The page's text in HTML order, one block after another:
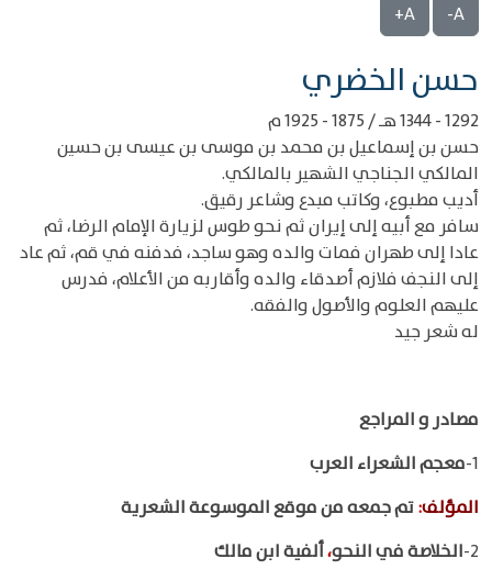
A-
A+
‌‌حسن الخضري
1292 - 1344 هـ / 1875 - 1925 م
حسن بن إسماعيل بن محمد بن موسى بن عيسى بن حسين
المالكي الجناجي الشهير بالمالكي.
أديب مطبوع، وكاتب مبدع وشاعر رقيق.
سافر مع أبيه إلى إيران ثم نحو طوس لزيارة الإمام الرضا، ثم
عادا إلى طهران فمات والده وهو ساجد، فدفنه في قم، ثم عاد
إلى النجف فلازم أصدقاء والده وأقاربه من الأعلام، فدرس
عليهم العلوم والأصول والفقه.
له شعر جيد
مصادر و المراجع
1- معجم الشعراء العرب
المؤلف:تم جمعه من موقع الموسوعة الشعرية
2- الخلاصة في النحو،ألفية ابن مالك